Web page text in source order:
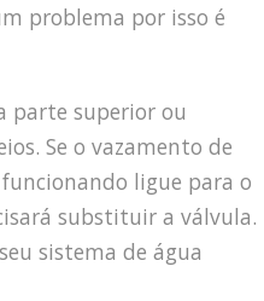
problema por isso é
parte superior ou
Se o vazamento de
ligue para o
substituir a válvula.
sistema de água